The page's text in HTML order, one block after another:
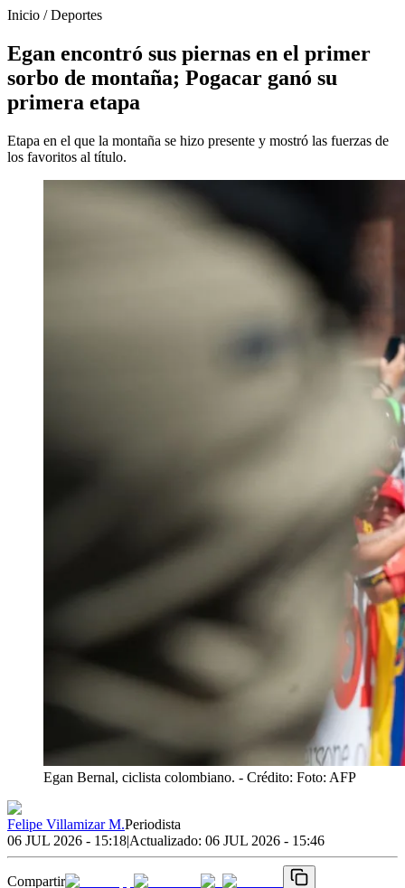
Inicio /Deportes
Egan encontró sus piernas en el primer
sorbo de montaña; Pogacar ganó su
primera etapa
Etapa en el que la montaña se hizo presente y mostró las fuerzas de
los favoritos al título.
Egan Bernal, ciclista colombiano. - Crédito: Foto: AFP
Felipe Villamizar M.Periodista
06 JUL 2026 - 15:18|Actualizado: 06 JUL 2026 - 15:46
Compartir